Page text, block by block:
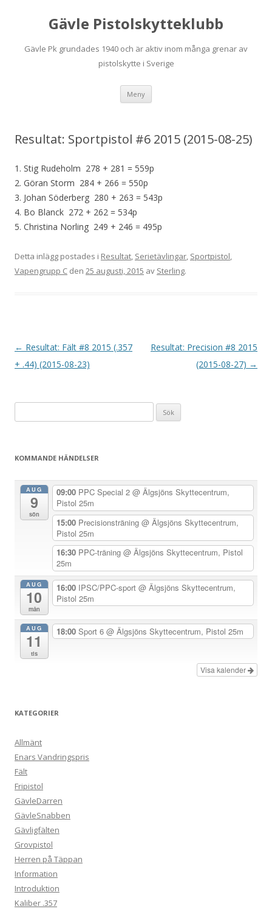
Gävle Pistolskytteklubb
Gävle Pk grundades 1940 och är aktiv inom många grenar av
pistolskytte i Sverige
Meny
Resultat: Sportpistol #6 2015 (2015-08-25)
1. Stig Rudeholm 278 + 281 = 559p
2. Göran Storm 284 + 266 = 550p
3. Johan Söderberg 280 + 263 = 543p
4. Bo Blanck 272 + 262 = 534p
5. Christina Norling 249 + 246 = 495p
Detta inlägg postades i Resultat, Serietävlingar, Sportpistol,
Vapengrupp C den 25 augusti, 2015 av Sterling.
I
n
a
g
← Resultat: Fält #8 2015 (.357
+ .44) (2015-08-23)
Resultat: Precision #8 2015
(2015-08-27) →
efter:
KOMMANDE HÄNDELSER
AUG
9
sön
09:00 PPC Special 2 @ Älgsjöns Skyttecentrum,
Pistol 25m
15:00 Precisionsträning @ Älgsjöns Skyttecentrum,
Pistol 25m
16:30 PPC-träning @ Älgsjöns Skyttecentrum, Pistol
25m
AUG
10
mån
16:00 IPSC/PPC-sport @ Älgsjöns Skyttecentrum,
Pistol 25m
AUG
11
tis
18:00 Sport 6 @ Älgsjöns Skyttecentrum, Pistol 25m
Visa kalender
KATEGORIER
Allmänt
Enars Vandringspris
Fält
Fripistol
GävleDarren
GävleSnabben
Gävligfälten
Grovpistol
Herren på Täppan
Information
Introduktion
Kaliber .357